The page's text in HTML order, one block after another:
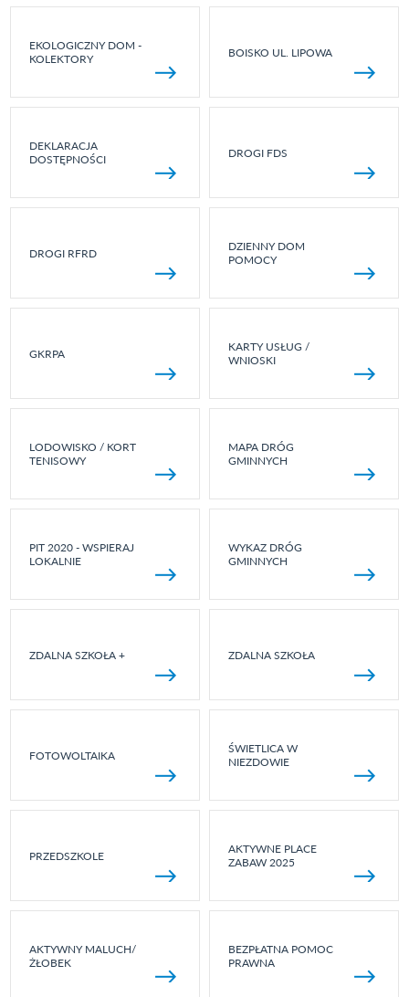
EKOLOGICZNY DOM -
KOLEKTORY
BOISKO UL. LIPOWA
DEKLARACJA
DOSTĘPNOŚCI
DROGI FDS
DROGI RFRD
DZIENNY DOM
POMOCY
GKRPA
KARTY USŁUG /
WNIOSKI
LODOWISKO / KORT
TENISOWY
MAPA DRÓG
GMINNYCH
PIT 2020 - WSPIERAJ
LOKALNIE
WYKAZ DRÓG
GMINNYCH
ZDALNA SZKOŁA + ZDALNA SZKOŁA
FOTOWOLTAIKA
ŚWIETLICA W
NIEZDOWIE
PRZEDSZKOLE
AKTYWNE PLACE
ZABAW 2025
AKTYWNY MALUCH/
ŻŁOBEK
BEZPŁATNA POMOC
PRAWNA